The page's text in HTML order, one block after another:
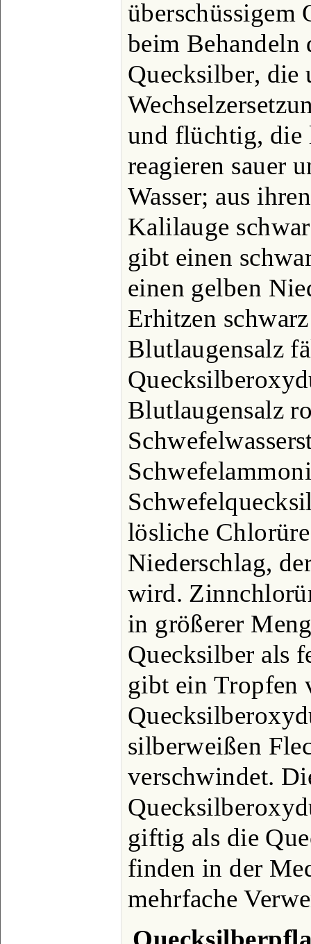
überschüssigem
beim Behandeln
Quecksilber, die
und flüchtig, die
reagieren sauer
Wasser; aus
Kalilauge
gibt einen
einen gelben
Erhitzen
Blutlaugensalz
Blutlaugensalz
lösliche
Niederschlag,
wird.
in größerer
Quecksilber als
gibt ein Tropfen
silberweißen
verschwindet.
giftig als die
finden in der
mehrfache